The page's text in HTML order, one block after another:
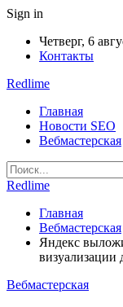
Sign in
Четверг, 6
Контакты
Redlime
Главная
Новости SEO
Вебмастерская
Redlime
Главная
Вебмастерская
Яндекс
визуализации
Вебмастерская